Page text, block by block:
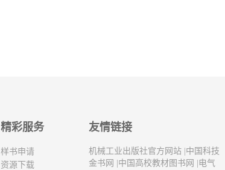
精彩服务
样书申请
资源下载
友情链接
机械工业出版社官方网站 中国科技
金书网
中国高校教材图书网 电气